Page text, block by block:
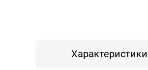
Характеристики